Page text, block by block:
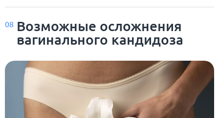
08 Возможные осложнения
вагинального кандидоза